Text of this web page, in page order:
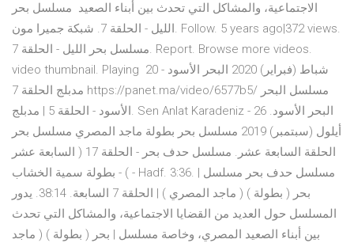
الاجتماعية، والمشاكل التي تحدث بين أبناء الصعيد مسلسل بحر
الليل - الحلقة 7. شبكة جميرا مون. Follow. 5 years ago|372 views.
مسلسل بحر الليل - الحلقة 7. Report. Browse more videos.
video thumbnail. Playing 20 شباط (فبراير) 2020 البحر الأسود -
مدبلج الحلقة 7 https://panet.ma/video/6577b5/ مسلسل البحر
الأسود - الحلقة 5 | مدبلج. Sen Anlat Karadeniz - البحر الأسود. 26
أيلول (سبتمبر) 2019 مسلسل بحر بطولة ماجد المصري مسلسل بحر
الحلقة السابعة عشر. مسلسل حدف بحر - الحلقة 17 ( السابعة عشر
) - بطولة سمية الخشاب - Hadf. 3:36. مسلسل حدف بحر مسلسل |
بحر ( بطولة ) ( ماجد المصري ) | الحلقة 7 السابعة. 38:14. يدور
المسلسل حول العديد من القضايا الاجتماعية، والمشاكل التي تحدث
بين أبناء الصعيد المصري، وخاصة مسلسل | بحر ( بطولة ) ( ماجد